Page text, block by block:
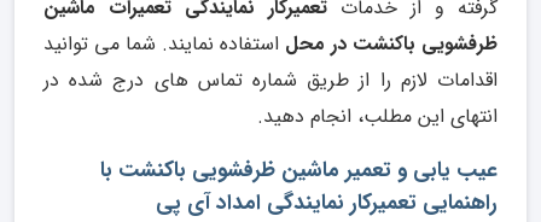
گرفته و از خدمات تعمیرکار نمایندگی تعمیرات ماشین
ظرفشویی باکنشت در محل استفاده نمایند. شما می توانید
اقدامات لازم را از طریق شماره تماس های درج شده در
انتهای این مطلب، انجام دهید.
عیب یابی و تعمیر ماشین ظرفشویی باکنشت با
راهنمایی تعمیرکار نمایندگی امداد آی پی